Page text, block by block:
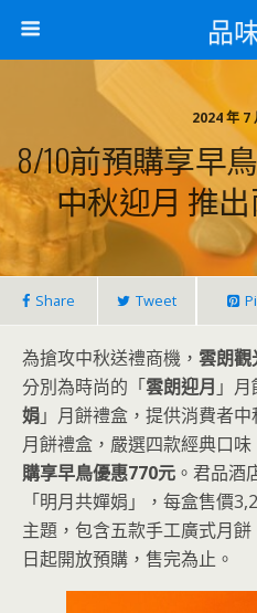
品
2024 年 7
8/10前預購享早
中秋迎月 推
Share Tweet
為搶攻中秋送禮商機， 雲朗觀
分別為時尚的「雲朗迎月 」
娟」月餅禮盒，提供消費者
月餅禮盒，嚴選四款經典口味
購享早鳥優惠770元 。君品酒
「明月共嬋娟」，每盒售價
主題，包含五款手工廣式月
日起開放預購，售完為止。